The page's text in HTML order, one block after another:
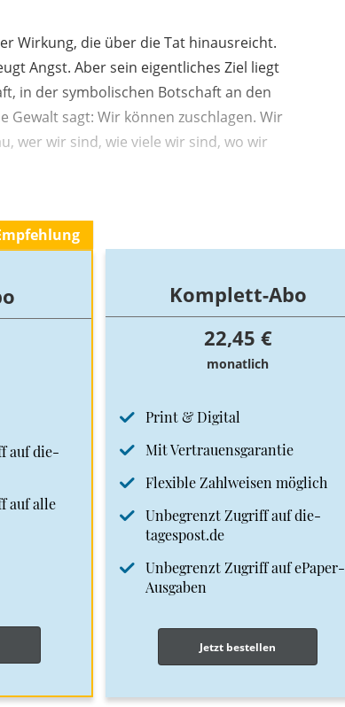
Wirkung, die über die Tat hinausreicht.
Angst. Aber sein eigentliches Ziel liegt
in der symbolischen Botschaft an den
Gewalt sagt: Wir können zuschlagen. Wir
wer wir sind, wie viele wir sind, wo wir
auf die-
auf alle
Komplett-Abo
22,45 €
monatlich
Print & Digital
Mit Vertrauensgarantie
Flexible Zahlweisen möglich
Unbegrenzt Zugriff auf die-
tagespost.de
Unbegrenzt Zugriff auf ePaper-
Ausgaben
Jetzt bestellen